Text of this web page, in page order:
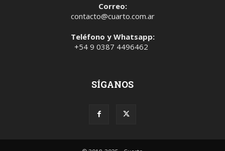
Correo:
contacto@cuarto.com.ar
Teléfono y Whatsapp:
+54 9 0387 4496462
SÍGANOS